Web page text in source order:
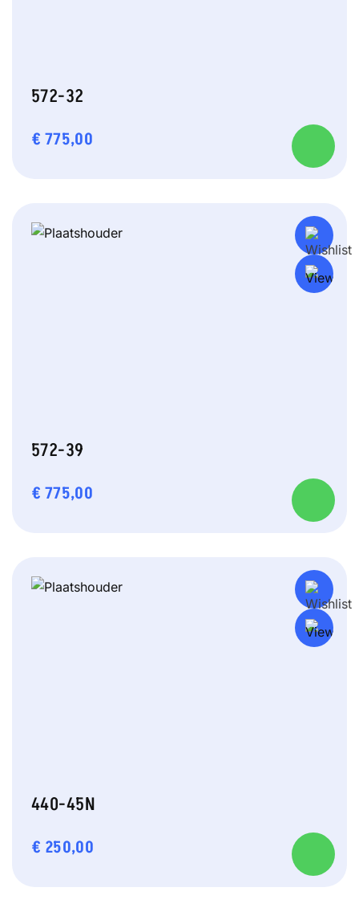
572-32
€ 775,00
572-39
€ 775,00
440-45N
€ 250,00